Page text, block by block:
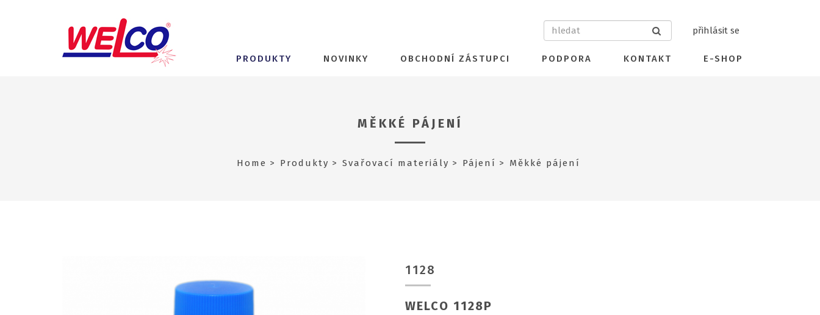
přihlásit se
PRODUKTY NOVINKY OBCHODNÍ ZÁSTUPCI PODPORA KONTAKT E-SHOP
MĚKKÉ PÁJENÍ
Home Produkty Svařovací materiály Pájení Měkké pájení
1128
WELCO 1128P